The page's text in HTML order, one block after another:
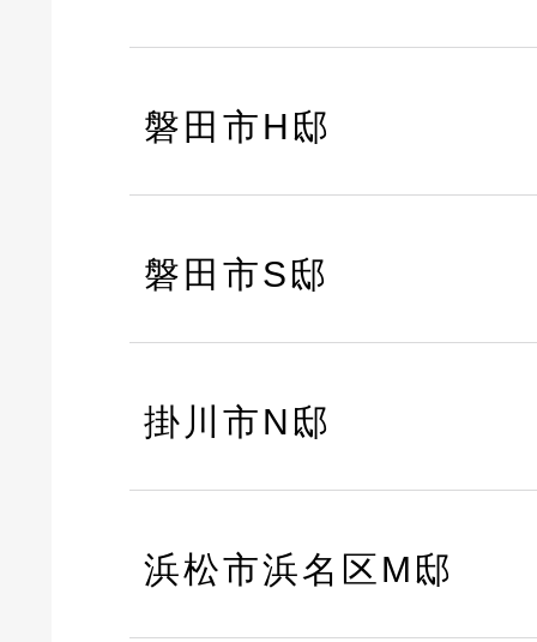
磐田市H邸
磐田市S邸
掛川市N邸
浜松市浜名区M邸